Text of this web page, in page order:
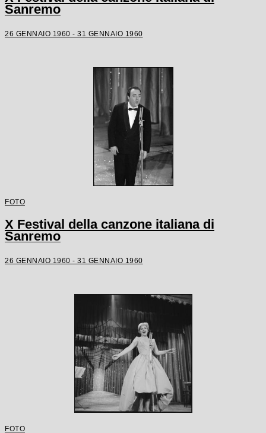
Sanremo
26 GENNAIO 1960 - 31 GENNAIO 1960
FOTO
X Festival della canzone italiana di
Sanremo
26 GENNAIO 1960 - 31 GENNAIO 1960
FOTO